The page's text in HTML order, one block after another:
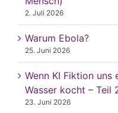
2. Juli 2026
Warum Ebola?
25. Juni 2026
Wenn KI Fiktion uns
Wasser kocht – Teil
23. Juni 2026